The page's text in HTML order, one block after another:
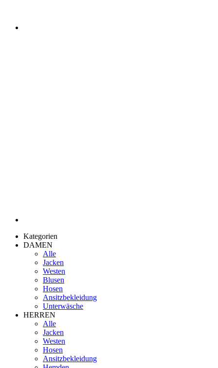
Kategorien
DAMEN
Alle
Jacken
Westen
Blusen
Hosen
Ansitzbekleidung
Unterwäsche
HERREN
Alle
Jacken
Westen
Hosen
Ansitzbekleidung